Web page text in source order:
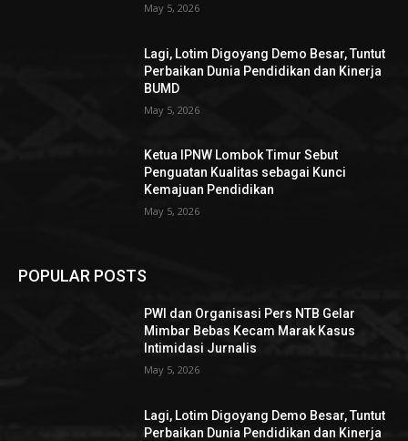
May 5, 2026
Lagi, Lotim Digoyang Demo Besar, Tuntut
Perbaikan Dunia Pendidikan dan Kinerja
BUMD
May 5, 2026
Ketua IPNW Lombok Timur Sebut
Penguatan Kualitas sebagai Kunci
Kemajuan Pendidikan
May 5, 2026
POPULAR POSTS
PWI dan Organisasi Pers NTB Gelar
Mimbar Bebas Kecam Marak Kasus
Intimidasi Jurnalis
May 5, 2026
Lagi, Lotim Digoyang Demo Besar, Tuntut
Perbaikan Dunia Pendidikan dan Kinerja